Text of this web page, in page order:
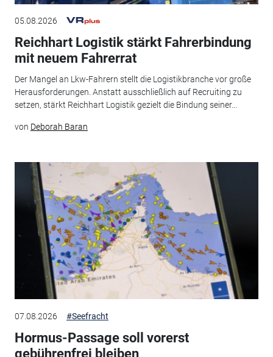
05.08.2026
Reichhart Logistik stärkt Fahrerbindung
mit neuem Fahrerrat
Der Mangel an Lkw-Fahrern stellt die Logistikbranche vor große
Herausforderungen. Anstatt ausschließlich auf Recruiting zu
setzen, stärkt Reichhart Logistik gezielt die Bindung seiner...
von Deborah Baran
07.08.2026 #Seefracht
Hormus-Passage soll vorerst
gebührenfrei bleiben